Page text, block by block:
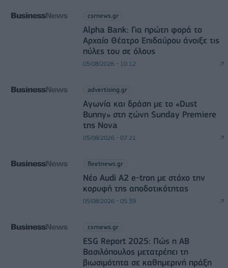
csrnews.gr
Alpha Bank: Για πρώτη φορά το
Αρχαίο Θέατρο Επιδαύρου άνοιξε τις
πύλες του σε όλους
05/08/2026 - 10:12
advertising.gr
Αγωνία και δράση με το «Dust
Bunny» στη ζώνη Sunday Premiere
της Nova
05/08/2026 - 07:21
fleetnews.gr
Νέο Audi A2 e-tron με στόχο την
κορυφή της αποδοτικότητας
05/08/2026 - 05:39
csrnews.gr
ESG Report 2025: Πώς η ΑΒ
Βασιλόπουλος μετατρέπει τη
βιωσιμότητα σε καθημερινή πράξη